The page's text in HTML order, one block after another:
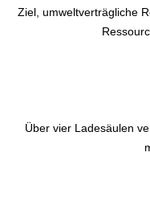
Ziel, umweltverträgliche
Über vier Ladesäulen